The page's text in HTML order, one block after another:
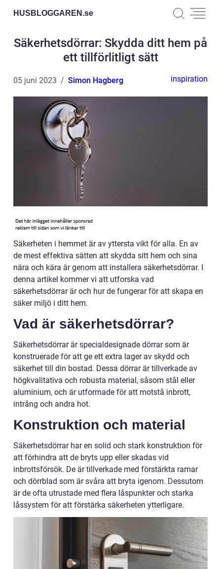
HUSBLOGGAREN.se
Säkerhetsdörrar: Skydda ditt hem på
ett tillförlitligt sätt
05 juni 2023 Simon Hagberg inspiration
Säkerheten i hemmet är av yttersta vikt för alla. En av
de mest effektiva sätten att skydda sitt hem och sina
nära och kära är genom att installera säkerhetsdörrar. I
denna artikel kommer vi att utforska vad
säkerhetsdörrar är och hur de fungerar för att skapa en
säker miljö i ditt hem.
Vad är säkerhetsdörrar?
Säkerhetsdörrar är specialdesignade dörrar som är
konstruerade för att ge ett extra lager av skydd och
säkerhet till din bostad. Dessa dörrar är tillverkade av
högkvalitativa och robusta material, såsom stål eller
aluminium, och är utformade för att motstå inbrott,
intrång och andra hot.
Konstruktion och material
Säkerhetsdörrar har en solid och stark konstruktion för
att förhindra att de bryts upp eller skadas vid
inbrottsförsök. De är tillverkade med förstärkta ramar
och dörrblad som är svåra att bryta igenom. Dessutom
är de ofta utrustade med flera låspunkter och starka
låssystem för att förstärka säkerheten ytterligare.